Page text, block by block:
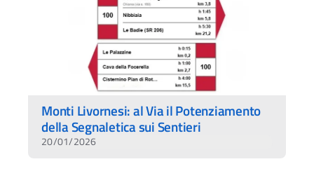
Monti Livornesi: al Via il Potenziamento
della Segnaletica sui Sentieri
20/01/2026